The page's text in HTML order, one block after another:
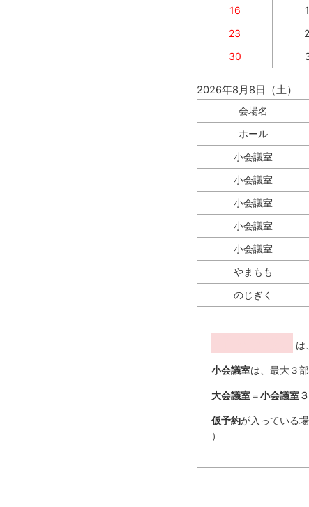
16
23
30
2026年8月8日（土）
会場名
ホール
小会議室
小会議室
小会議室
小会議室
小会議室
やまもも
のじぎく
は
小会議室は、最大３
大会議室＝小会議室
仮予約が入っている場
）